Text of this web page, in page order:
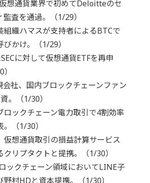
想通貨業界で初めてDeloitteのセ
査を通過。（1/29）
組織ハマスが支持者によるBTCで
かけ。（1/29）
に対して仮想通貨ETFを再申
社、国内ブロックチェーンファン
。（1/30）
ロックチェーン電力取引で4割効率
（1/30）
仮想通貨取引の損益計算サービス
クリプタクトと提携。（1/30）
ックチェーン領域においてLINE子
野村HDと資本提携。（1/30）